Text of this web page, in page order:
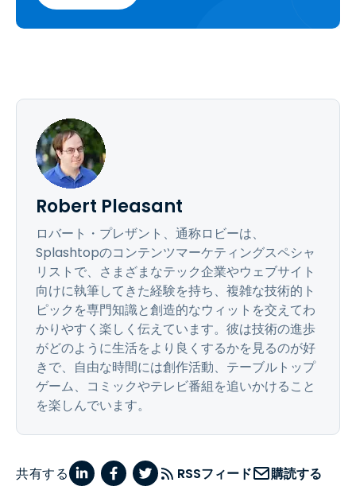
Robert Pleasant
ロバート・プレザント、通称ロビーは、
Splashtopのコンテンツマーケティングスペシャ
リストで、さまざまなテック企業やウェブサイト
向けに執筆してきた経験を持ち、複雑な技術的ト
ピックを専門知識と創造的なウィットを交えてわ
かりやすく楽しく伝えています。彼は技術の進歩
がどのように生活をより良くするかを見るのが好
きで、自由な時間には創作活動、テーブルトップ
ゲーム、コミックやテレビ番組を追いかけること
を楽しんでいます。
共有する RSSフィード 購読する